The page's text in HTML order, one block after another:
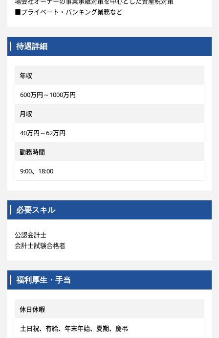
■プライベート・バンキング業務など
待遇詳細
年収
600万円～1000万円
月収
40万円～62万円
勤務時間
9:00、18:00
必要スキル
公認会計士
会計士試験合格者
福利厚生・手当
休日休暇
土日祝、有給、年末年始、夏期、慶弔